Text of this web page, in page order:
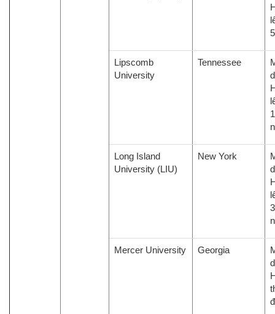
Lipscomb
University
Tennessee
Long Island
University (LIU)
New York
Mercer University Georgia